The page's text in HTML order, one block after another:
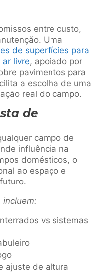
entre custo,
Uma
de superfícies para
ar livre, apoiado por
pavimentos para
a escolha de uma
real do campo.
de
campo de
influência na
domésticos, o
ao espaço e
incluem:
vs sistemas
ajuste de altura